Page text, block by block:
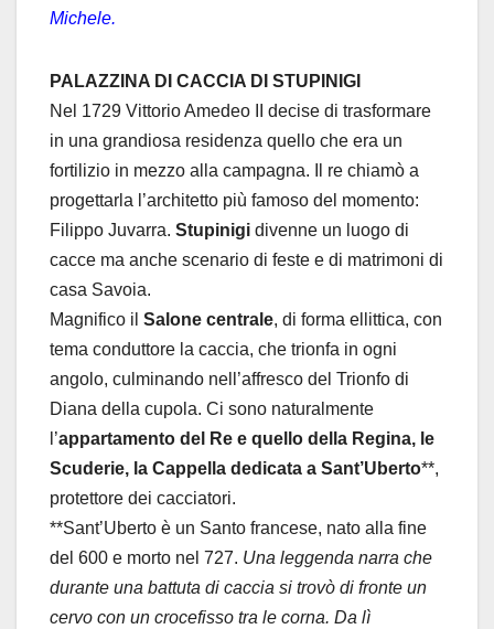
Michele.
PALAZZINA DI CACCIA DI STUPINIGI
Nel 1729 Vittorio Amedeo II decise di trasformare
in una grandiosa residenza quello che era un
fortilizio in mezzo alla campagna.
Il re chiamò a
progettarla l’architetto più famoso del momento:
Filippo Juvarra. Stupinigi divenne un luogo di
cacce ma anche scenario di feste e di matrimoni di
casa Savoia.
Magnifico il Salone centrale, di forma ellittica, con
tema conduttore la caccia, che trionfa in ogni
angolo, culminando nell’affresco del Trionfo di
Diana della cupola. Ci sono naturalmente
l’appartamento del Re e quello della Regina, le
Scuderie, la Cappella dedicata a Sant’Uberto**,
protettore dei cacciatori.
**Sant’Uberto è un Santo francese, nato alla fine
del 600 e morto nel 727. Una leggenda narra che
durante una battuta di caccia si trovò di fronte un
cervo con un crocefisso tra le corna. Da lì